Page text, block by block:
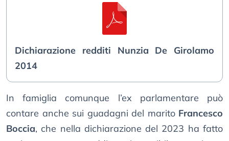
Dichiarazione redditi Nunzia De Girolamo
2014
In famiglia comunque l’ex parlamentare può
contare anche sui guadagni del marito Francesco
Boccia, che nella dichiarazione del 2023 ha fatto